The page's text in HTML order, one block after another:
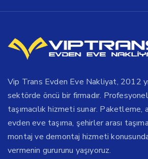
Vip Trans Evden Eve Nakliyat, 2012
sektörde öncü bir firmadır.
taşımacılık hizmeti sunar. Paketleme,
evden eve taşıma, şehirler arası
montaj ve demontaj hizmeti
vermenin gururunu yaşıyoruz.